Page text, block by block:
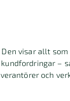
visar allt
–
och